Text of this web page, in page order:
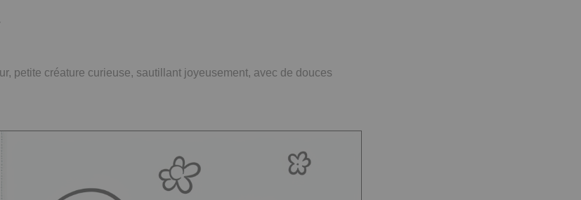
petite créature curieuse, sautillant joyeusement, avec de douces